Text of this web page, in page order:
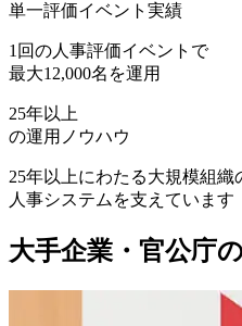
単一評価イベント実績
1回の人事評価イベントで
最大12,000名を運用
25年以上
の運用ノウハウ
25年以上にわたる大規模組織
人事システムを支えています
大手企業・官公庁